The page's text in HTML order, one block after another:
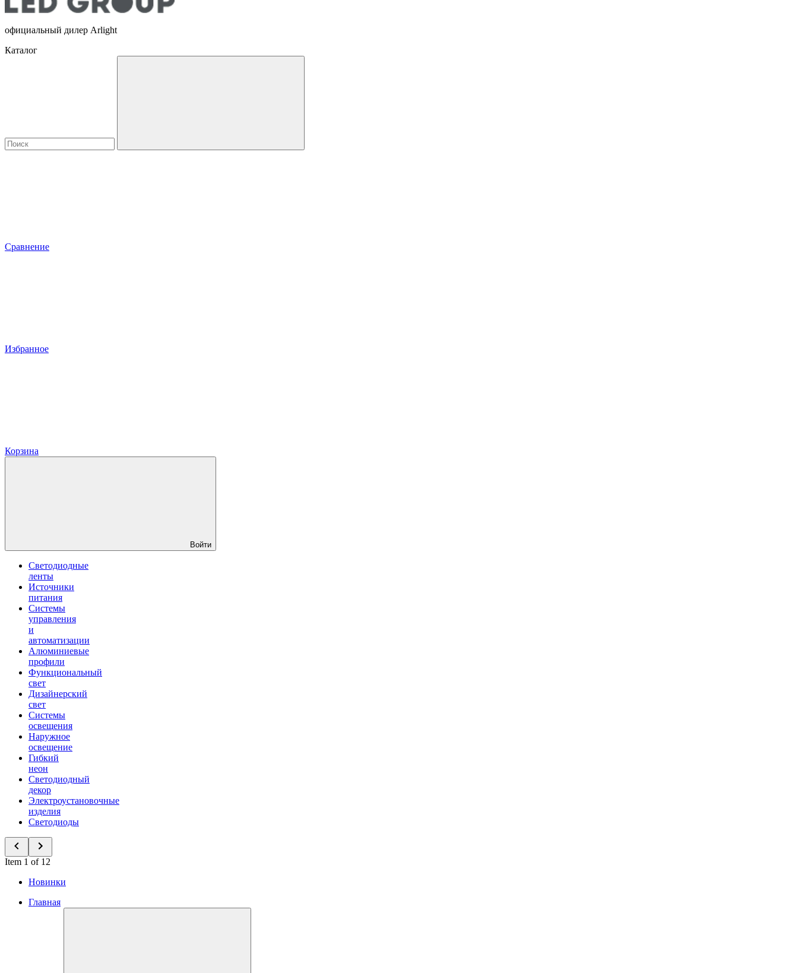
официальный дилер Arlight
Каталог
Сравнение
Избранное
Корзина
Войти
Светодиодные
ленты
Источники
питания
Системы
управления
и
автоматизации
Алюминиевые
профили
Функциональный
свет
Дизайнерский
свет
Системы
освещения
Наружное
освещение
Гибкий
неон
Светодиодный
декор
Электроустановочные
изделия
Светодиоды
Item 1 of 12
Новинки
Главная